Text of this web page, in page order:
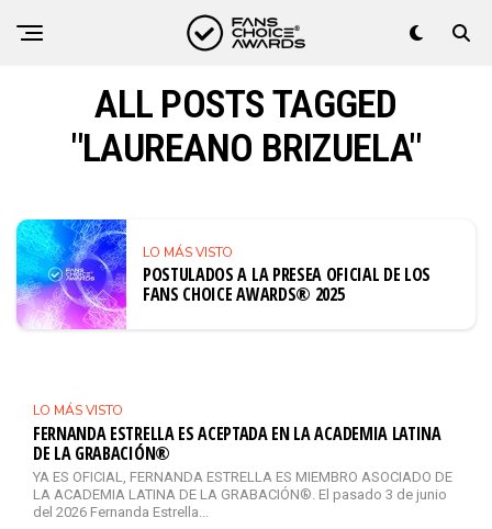
ALL POSTS TAGGED
"LAUREANO BRIZUELA"
LO MÁS VISTO
POSTULADOS A LA PRESEA OFICIAL DE LOS
FANS CHOICE AWARDS® 2025
LO MÁS VISTO
FERNANDA ESTRELLA ES ACEPTADA EN LA ACADEMIA LATINA
DE LA GRABACIÓN®
YA ES OFICIAL, FERNANDA ESTRELLA ES MIEMBRO ASOCIADO DE
LA ACADEMIA LATINA DE LA GRABACIÓN®. El pasado 3 de junio
del 2026 Fernanda Estrella...